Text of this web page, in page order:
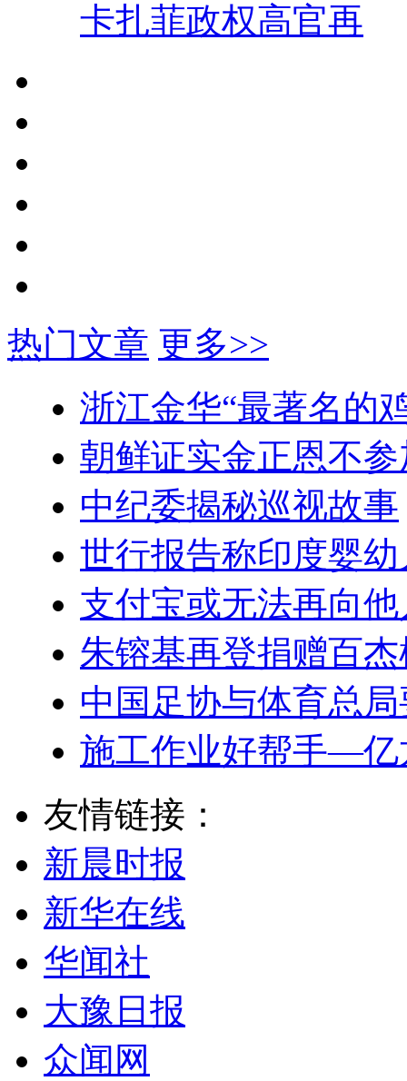
卡扎菲政权高官再
热门文章 更多>>
浙江金华“最著名的
朝鲜证实金正恩不
中纪委揭秘巡视故事
世行报告称印度婴
支付宝或无法再向
朱镕基再登捐赠百杰
中国足协与体育总
施工作业好帮手—亿
友情链接：
新晨时报
新华在线
华闻社
大豫日报
众闻网